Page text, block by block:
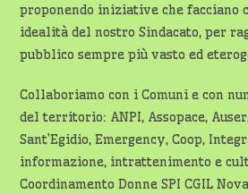
proponendo iniziative che facciano
idealità del nostro Sindacato, per
pubblico sempre più vasto ed
Collaboriamo con i Comuni e con
del territorio: ANPI, Assopace,
Sant’Egidio, Emergency, Coop,
informazione, intrattenimento e
Coordinamento Donne SPI CGIL